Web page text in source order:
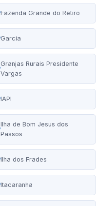
Fazenda Grande do Retiro
Garcia
Granjas Rurais Presidente
Vargas
IAPI
Ilha de Bom Jesus dos
Passos
Ilha dos Frades
Itacaranha